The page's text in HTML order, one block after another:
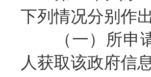
下列情况分别作
（一）所申请
人获取该政府信